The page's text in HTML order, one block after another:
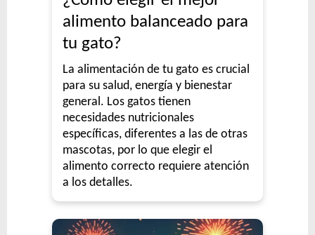
alimento balanceado para
tu gato?
La alimentación de tu gato es crucial
para su salud, energía y bienestar
general. Los gatos tienen
necesidades nutricionales
específicas, diferentes a las de otras
mascotas, por lo que elegir el
alimento correcto requiere atención
a los detalles.